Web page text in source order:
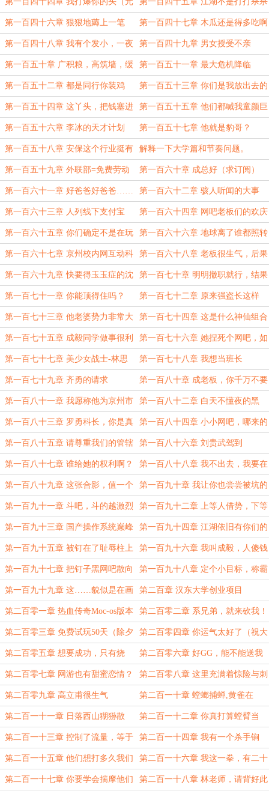
旦快乐！） （元旦快乐！）
第一百四十六章 狠狠地薅上一笔 第一百四十七章 木瓜还是得多吃啊
第一百四十八章 我有个发小，一夜
变成了穷光蛋。
第一百四十九章 男女授受不亲
第一百五十章 广积粮，高筑墙，缓
称王。
第一百五十一章 最大危机降临
第一百五十二章 都是同行你装鸡
毛？
第一百五十三章 你们是我放出去的
一群狼
第一百五十四章 这丫头，把钱塞进
了裤袜。
第一百五十五章 他们都喊我童颜巨
第一百五十六章 李冰的天才计划 第一百五十七章 他就是豹哥？
第一百五十八章 安保这个行业挺有
前途
解释一下大学篇和节奏问题。
第一百五十九章 外联部=免费劳动
力？（3K小章）
第一百六十章 成总好（求订阅）
第一百六十一章 好爸爸好爸爸……
（求订阅）
第一百六十二章 骇人听闻的大事
件！（求订阅）
第一百六十三章 人列线下支付宝
（求订阅）
第一百六十四章 网吧老板们的欢庆
日（求订阅）
第一百六十五章 你们确定不是在玩
笑？(求订阅)
第一百六十六章 地球离了谁都照转
（求订阅）
第一百六十七章 京州校内网互动科
技有限公司！
第一百六十八章 老板很生气，后果
很严重。
第一百六十九章 快要得玉玉症的沈
东兴
第一百七十章 明明撤职就行，结果
还给张纸。
第一百七十一章 你能顶得住吗？ 第一百七十二章 原来强盗长这样
（求订阅！）
第一百七十三章 他老婆势力非常大
（求订阅）
第一百七十四章 这是什么神仙组合
啊？（求订阅）
第一百七十五章 成毅同学做事很利
索呀
第一百七十六章 她捏死个网吧，如
同捏死只臭虫。
第一百七十七章 美少女战士-林思
鹏
第一百七十八章 我想当班长
第一百七十九章 齐勇的请求 第一百八十章 成老板，你千万不要
冲动啊！
第一百八十一章 我愿称他为京州市
恶人之首
第一百八十二章 白天不懂夜的黑
第一百八十三章 罗勇科长，你是真
勇啊。
第一百八十四章 小小网吧，哪来的
底气？
第一百八十五章 请尊重我们的管辖
权
第一百八十六章 刘贵武驾到
第一百八十七章 谁给她的权利啊？ 第一百八十八章 我不出去，我要在
这里过年。
第一百八十九章 这张合影，值一个
亿！
第一百九十章 我让你也尝尝被坑的
滋味
第一百九十一章 斗吧，斗的越激烈
越好。
第一百九十二章 上等人借势，下等
人求事。
第一百九十三章 国产操作系统巅峰
之作！
第一百九十四章 江湖依旧有你们的
传说
第一百九十五章 被钉在了耻辱柱上 第一百九十六章 我叫成毅，人傻钱
多。
第一百九十七章 把钉子黑网吧散向
全国
第一百九十八章 定个小目标，称霸
汉东！
第一百九十九章 这……貌似是在画
饼吧？
第二百章 汉东大学创业项目
第二百零一章 热血传奇Moc-os版本
源码
第二百零二章 系兄弟，就来砍我！
（除夕快乐！）
第二百零三章 免费试玩50天（除夕
快乐！）
第二百零四章 你运气太好了（祝大
家春节快乐！）
第二百零五章 想要成功，只有烧
钱。
第二百零六章 好GG，能不能送我
件装备？
第二百零七章 网游也有甜蜜恋情？ 第二百零八章 这里充满着惊险与刺
激
第二百零九章 高立甫很生气 第二百一十章 螳螂捕蝉,黄雀在
后！（斗胆求月票，三更第一更！）
第二百一十一章 日落西山猢狲散
（求月票，三更第二更！）
第二百一十二章 你真打算螳臂当
车？（第三更！）
第二百一十三章 控制了流量，等于
控制了世界！（求月票，三更第一
更！）
第二百一十四章 我有一个杀手锏
（三更第二更！）
第二百一十五章 他们想打多久我们
就打多久（补昨天的第三更！）
第二百一十六章 我这一拳，有二十
三年的功力！（三更第一更！）
第二百一十七章 你要学会揣摩他们 第二百一十八章 林老师，请背好此